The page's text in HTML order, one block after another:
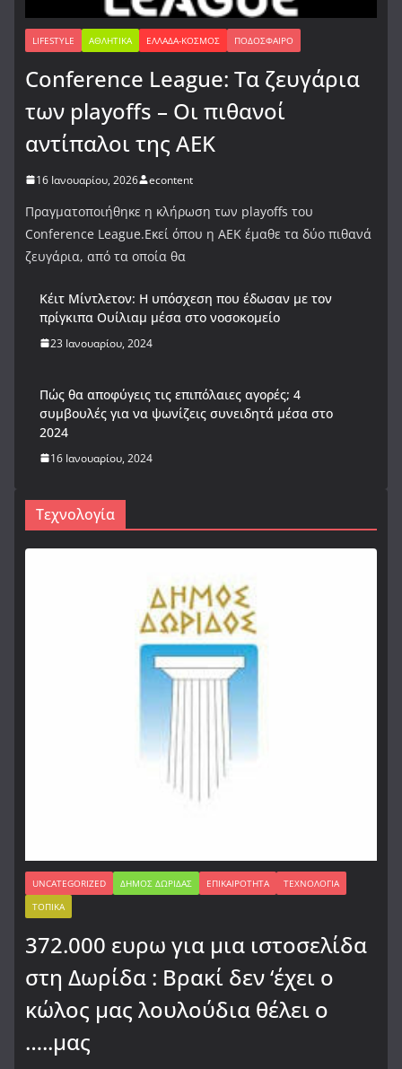
LIFESTYLE ΑΘΛΗΤΙΚΆ ΕΛΛΆΔΑ-ΚΌΣΜΟΣ ΠΟΔΌΣΦΑΙΡΟ
Conference League: Τα ζευγάρια
των playoffs – Οι πιθανοί
αντίπαλοι της ΑΕΚ
16 Ιανουαρίου, 2026 econtent
Πραγματοποιήθηκε η κλήρωση των playoffs του
Conference League.Εκεί όπου η ΑΕΚ έμαθε τα δύο πιθανά
ζευγάρια, από τα οποία θα
Κέιτ Μίντλετον: Η υπόσχεση που έδωσαν με τον
πρίγκιπα Ουίλιαμ μέσα στο νοσοκομείο
23 Ιανουαρίου, 2024
Πώς θα αποφύγεις τις επιπόλαιες αγορές; 4
συμβουλές για να ψωνίζεις συνειδητά μέσα στο
2024
16 Ιανουαρίου, 2024
Τεχνολογία
UNCATEGORIZED ΔΉΜΟΣ ΔΩΡΊΔΑΣ ΕΠΙΚΑΙΡΌΤΗΤΑ
ΤΕΧΝΟΛΟΓΊΑ
ΤΟΠΙΚΆ
372.000 ευρω για μια ιστοσελίδα
στη Δωρίδα : Βρακί δεν ‘έχει ο
κώλος μας λουλούδια θέλει ο
…..μας